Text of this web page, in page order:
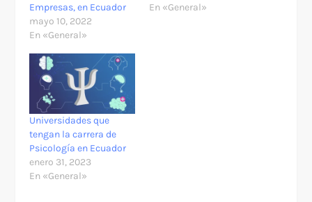
Empresas, en Ecuador
mayo 10, 2022
En «General»
En «General»
Universidades que
tengan la carrera de
Psicología en Ecuador
enero 31, 2023
En «General»